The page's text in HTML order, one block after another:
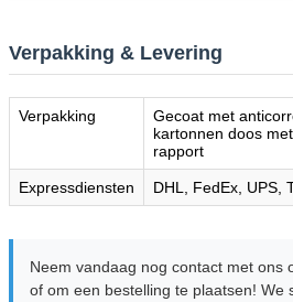
Verpakking & Levering
Verpakking
Gecoat met
kartonnen doos
rapport
Expressdiensten DHL, FedEx, UPS,
Neem vandaag nog contact met ons
of om een bestelling te plaatsen! We